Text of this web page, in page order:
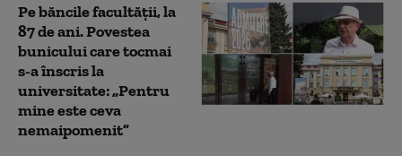
Pe băncile facultății, la
87 de ani. Povestea
bunicului care tocmai
s-a înscris la
universitate: „Pentru
mine este ceva
nemaipomenit”